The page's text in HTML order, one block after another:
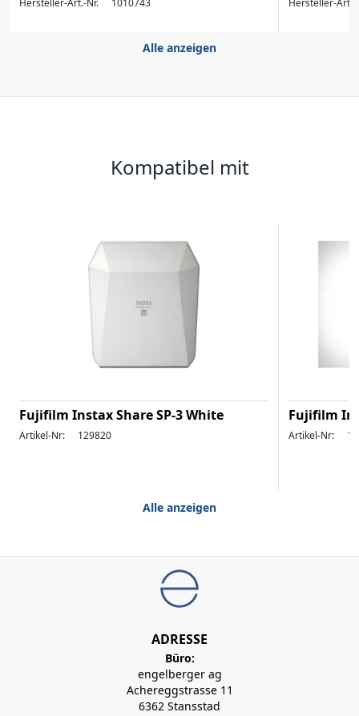
Alle anzeigen
Kompatibel mit
Fujifilm Instax Share SP-3 White
Artikel-Nr: 129820
Fujifilm
Artikel-Nr:
Alle anzeigen
ADRESSE
Büro:
engelberger ag
Achereggstrasse 11
6362 Stansstad